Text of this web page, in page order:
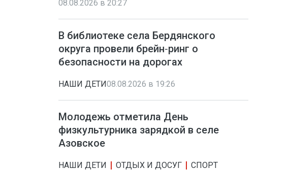
08.08.2026 в 20:27
В библиотеке села Бердянского
округа провели брейн‑ринг о
безопасности на дорогах
НАШИ ДЕТИ08.08.2026 в 19:26
Молодежь отметила День
физкультурника зарядкой в селе
Азовское
НАШИ ДЕТИ ОТДЫХ И ДОСУГ
СПОРТ